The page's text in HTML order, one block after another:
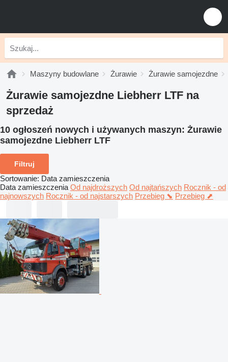
Maszyny budowlane Żurawie Żurawie samojezdne
Żurawie samojezdne Liebherr LTF na
sprzedaż
10 ogłoszeń nowych i używanych maszyn: Żurawie
samojezdne Liebherr LTF
Filtruj
Sortowanie: Data zamieszczenia
Data zamieszczenia Od najdroższych Od najtańszych Rocznik - od
najnowszych Rocznik - od najstarszych Przebieg ⬊ Przebieg ⬈